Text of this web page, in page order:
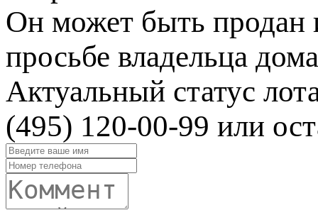
Он может быть продан
просьбе владельца
Актуальный статус
(495) 120-00-99 или